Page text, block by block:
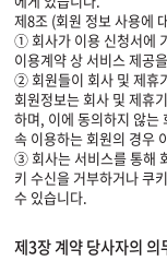
제8조 (회원 정보 사용에
① 회사가 이용 신청서에
이용계약 상 서비스 제공
② 회원들이 회사 및 제휴
회원정보는 회사 및 제휴
하며, 이에 동의하지 않는
속 이용하는 회원의 경우
③ 회사는 서비스를 통해
키 수신을 거부하거나 쿠
수 있습니다.
제3장 계약 당사자의 의